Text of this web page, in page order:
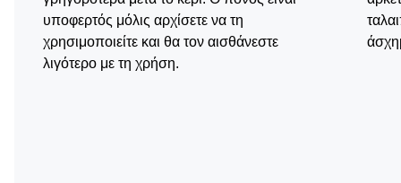
υποφερτός μόλις αρχίσετε να τη
χρησιμοποιείτε και θα τον αισθάνεστε
λιγότερο με τη χρήση.